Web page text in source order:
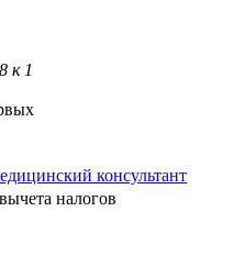
к 1
консультант
налогов